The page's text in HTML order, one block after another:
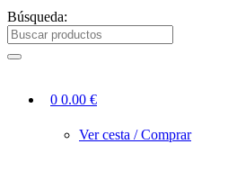
Búsqueda:
0 0.00 €
Ver cesta / Comprar